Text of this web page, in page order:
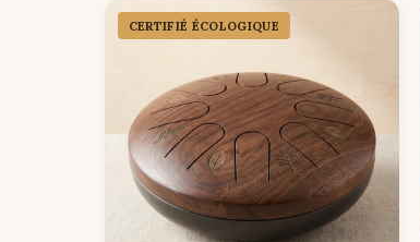
CERTIFIÉ ÉCOLOGIQUE